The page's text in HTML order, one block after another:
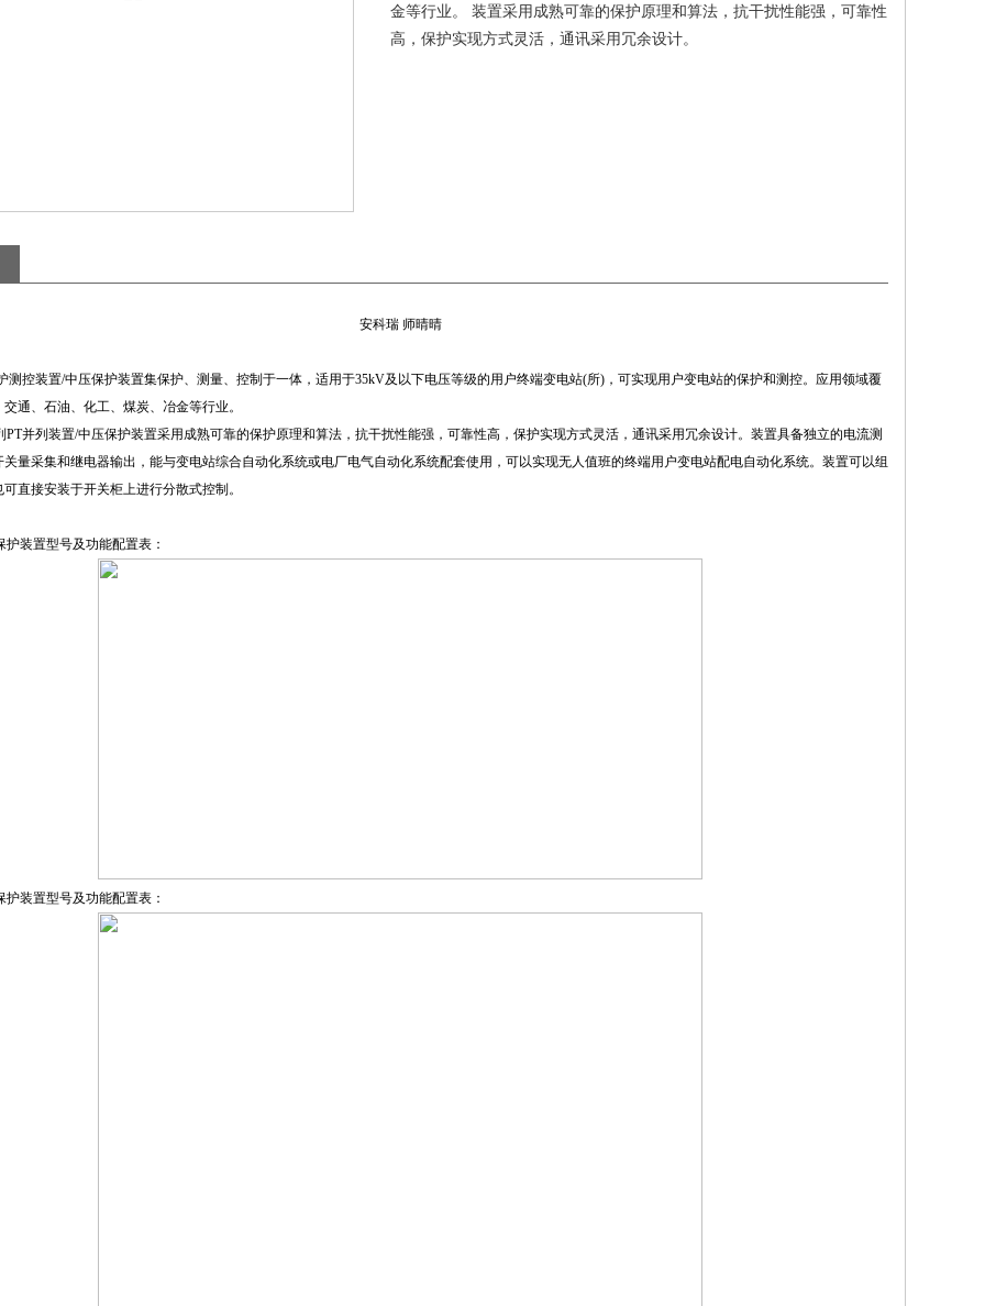
金等行业。 装置​采用成熟可靠的保护原理和算法，抗干扰性能强，可靠性
高，保护实现方式灵活，通讯采用冗余设计。
安科瑞 师晴晴
测控装置/中压保护装置集保护、测量、控制于一体，适用于35kV及以下电压等级的用户终端变电站(所)，可实现用户变电站的保护和测控。应用领域覆
通、石油、化工、煤炭、冶金等行业。
PT并列装置/中压保护装置采用成熟可靠的保护原理和算法，抗干扰性能强，可靠性高，保护实现方式灵活，通讯采用冗余设计。装置具备独立的电流测
量采集和继电器输出，能与变电站综合自动化系统或电厂电气自动化系统配套使用，可以实现无人值班的终端用户变电站配电自动化系统。装置可以组
直接安装于开关柜上进行分散式控制。
护装置型号及功能配置表：
护装置型号及功能配置表：